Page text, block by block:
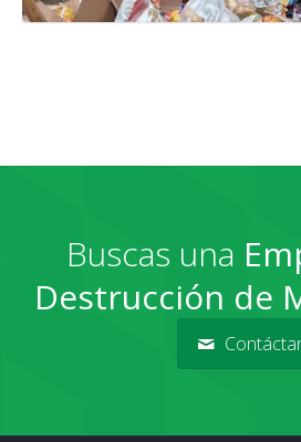
Buscas una
Destrucción de